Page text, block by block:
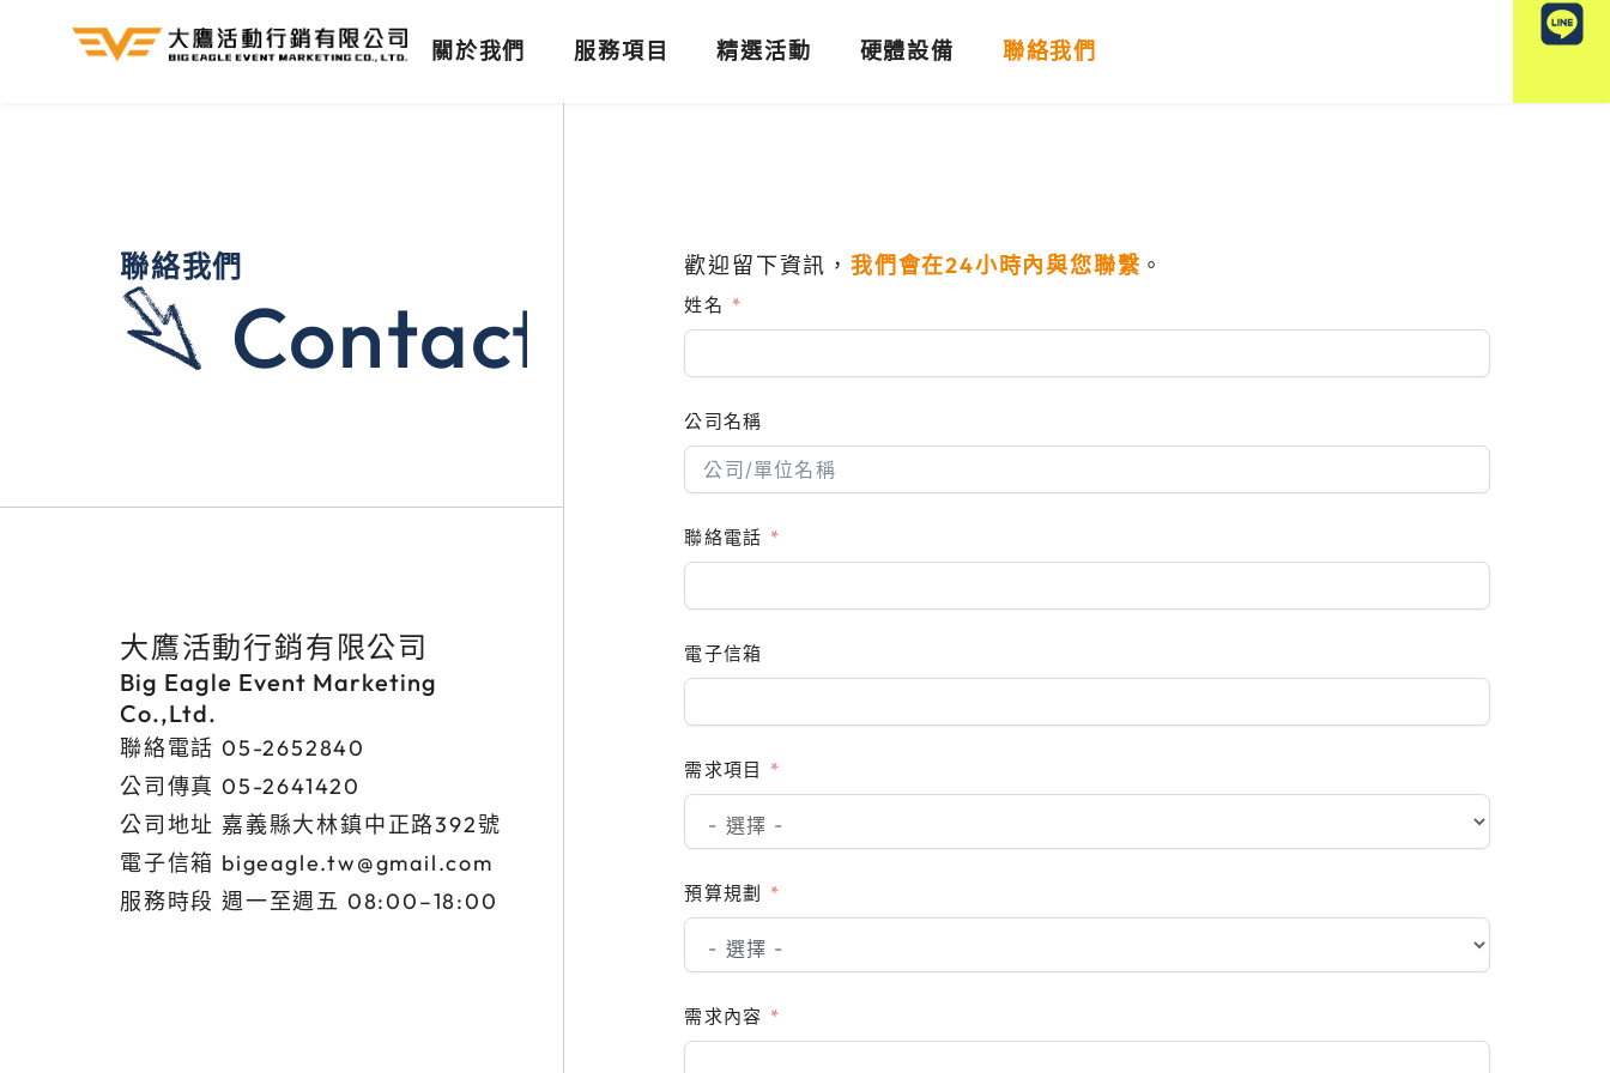
關於我們 服務項目 精選活動 硬體設備 聯絡我們
聯絡我們
Contact
大鷹活動行銷有限公司
Big Eagle Event Marketing
Co.,Ltd.
聯絡電話 05-2652840
公司傳真 05-2641420
公司地址 嘉義縣大林鎮中正路392號
電子信箱 bigeagle.tw@gmail.com
服務時段 週一至週五 08:00–18:00
歡迎留下資訊， 我們會在24小時內與您聯繫 。
姓名
公司名稱
聯絡電話
電子信箱
需求項目
預算規劃
需求內容